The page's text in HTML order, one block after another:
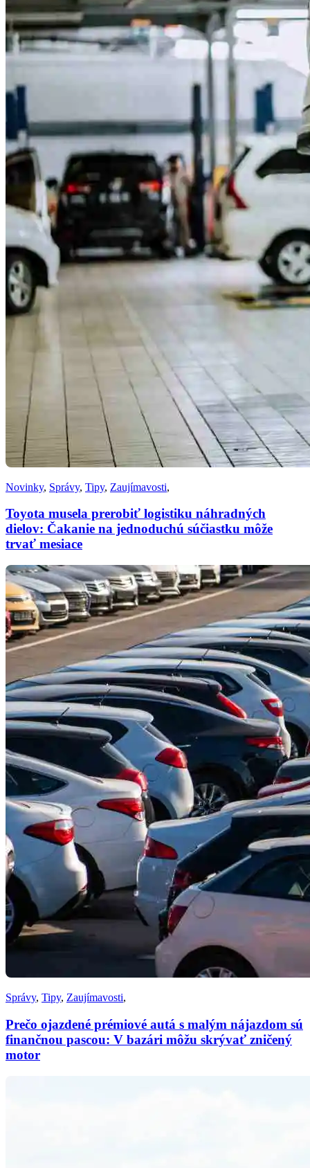
Novinky, Správy, Tipy, Zaujímavosti,
Toyota musela prerobiť logistiku náhradných
dielov: Čakanie na jednoduchú súčiastku môže
trvať mesiace
Správy, Tipy, Zaujímavosti,
Prečo ojazdené prémiové autá s malým nájazdom sú
finančnou pascou: V bazári môžu skrývať zničený
motor